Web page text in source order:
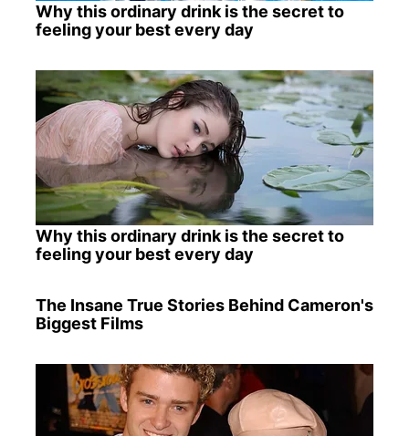
Why this ordinary drink is the secret to
feeling your best every day
Why this ordinary drink is the secret to
feeling your best every day
The Insane True Stories Behind Cameron's
Biggest Films